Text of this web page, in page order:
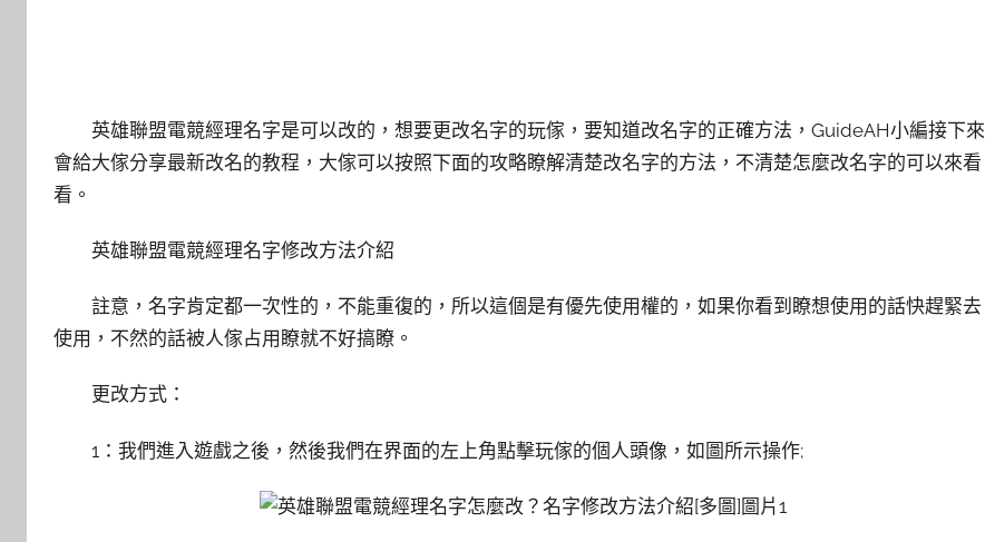
英雄聯盟電競經理名字是可以改的，想要更改名字的玩傢，要知道改名字的正確方法，GuideAH小編接下來
會給大傢分享最新改名的教程，大傢可以按照下面的攻略瞭解清楚改名字的方法，不清楚怎麼改名字的可以來看
看。
英雄聯盟電競經理名字修改方法介紹
註意，名字肯定都一次性的，不能重復的，所以這個是有優先使用權的，如果你看到瞭想使用的話快趕緊去
使用，不然的話被人傢占用瞭就不好搞瞭。
更改方式：
1：我們進入遊戲之後，然後我們在界面的左上角點擊玩傢的個人頭像，如圖所示操作;